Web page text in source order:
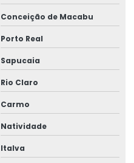
janeiro
rolante em am
araquari
Conceição de Macabu
Porto Real
Sapucaia
Rio Claro
Carmo
Natividade
Italva